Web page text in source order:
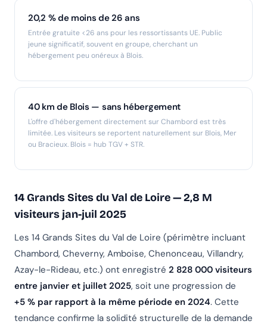
20,2 % de moins de 26 ans
Entrée gratuite <26 ans pour les ressortissants UE. Public
jeune significatif, souvent en groupe, cherchant un
hébergement peu onéreux à Blois.
40 km de Blois — sans hébergement
L'offre d'hébergement directement sur Chambord est très
limitée. Les visiteurs se reportent naturellement sur Blois, Mer
ou Bracieux. Blois = hub TGV + STR.
14 Grands Sites du Val de Loire — 2,8 M
visiteurs jan-juil 2025
Les 14 Grands Sites du Val de Loire (périmètre incluant
Chambord, Cheverny, Amboise, Chenonceau, Villandry,
Azay-le-Rideau, etc.) ont enregistré 2 828 000 visiteurs
entre janvier et juillet 2025, soit une progression de
+5 % par rapport à la même période en 2024. Cette
tendance confirme la solidité structurelle de la demande